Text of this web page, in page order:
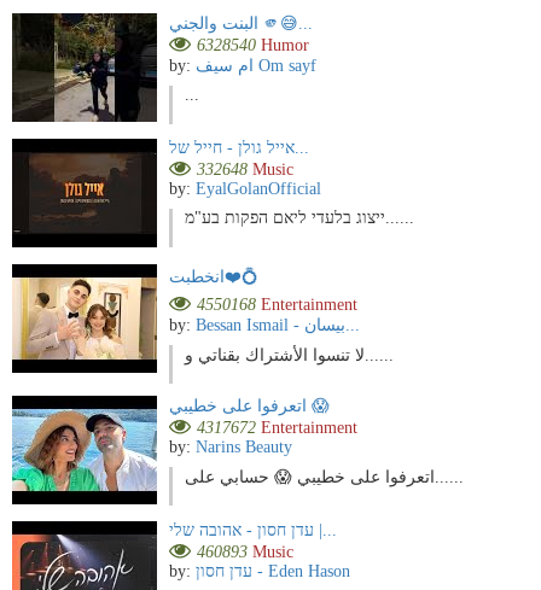
البنت والجني 🫵😅...
6328540 Humor
by:
ام سيف Om sayf
332648 Music
by: EyalGolanOfficial
انخطبت❤️💍
4550168 Entertainment
by:
اتعرفوا على خطيبي 😱
4317672 Entertainment
by: Narins Beauty
460893 Music
by:
עדן חסון - Eden Hason